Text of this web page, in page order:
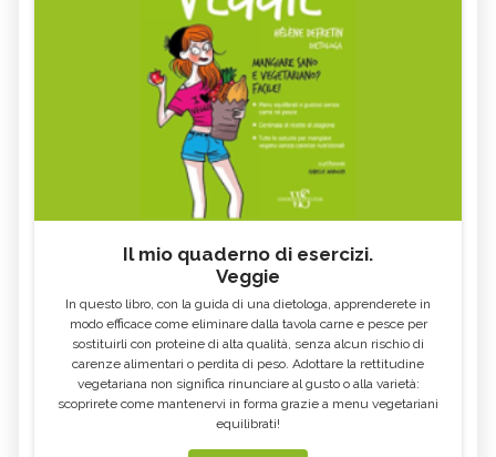
Il mio quaderno di esercizi.
Veggie
In questo libro, con la guida di una dietologa, apprenderete in
modo efficace come eliminare dalla tavola carne e pesce per
sostituirli con proteine di alta qualità, senza alcun rischio di
carenze alimentari o perdita di peso. Adottare la rettitudine
vegetariana non significa rinunciare al gusto o alla varietà:
scoprirete come mantenervi in forma grazie a menu vegetariani
equilibrati!